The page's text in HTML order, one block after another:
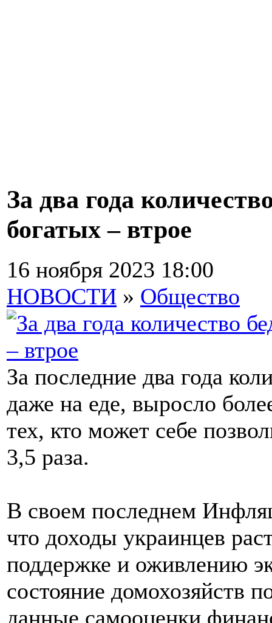
За два года
богатых – втрое
16 ноября 2023 18:00
НОВОСТИ » Общество
За последние два года
даже на еде, выросло
тех, кто может себе
3,5 раза.
В своем последнем
что доходы украинцев
поддержке и оживлению
состояние домохозяйств
данные самооценки